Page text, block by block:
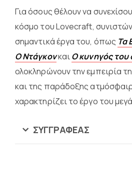
Για όσους θέλουν να
κόσμο του Lovecraft,
σημαντικά έργα του, όπως Τα
Ο ΝτάγκονκαιΟ κυνηγός του
ολοκληρώνουν την εμπειρία
και της παράδοξης
χαρακτηρίζει το έργο του
ΣΥΓΓΡΑΦΈΑΣ